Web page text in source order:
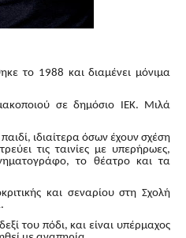
το 1988 και διαμένει μόνιμα
σε δημόσιο ΙΕΚ. Μιλά
ιδιαίτερα όσων έχουν σχέση
τις ταινίες με υπερήρωες,
το θέατρο και τα
και σεναρίου στη Σχολή
του πόδι, και είναι υπέρμαχος